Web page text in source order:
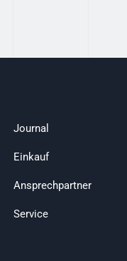
Journal
Einkauf
Ansprechpartner
Service